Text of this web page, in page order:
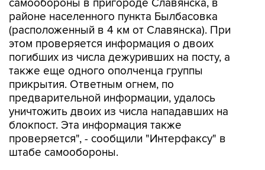
самообороны в пригороде Славянска, в
районе населенного пункта Былбасовка
(расположенный в 4 км от Славянска). При
этом проверяется информация о двоих
погибших из числа дежуривших на посту, а
также еще одного ополченца группы
прикрытия. Ответным огнем, по
предварительной информации, удалось
уничтожить двоих из числа нападавших на
блокпост. Эта информация также
проверяется", - сообщили "Интерфаксу" в
штабе самообороны.